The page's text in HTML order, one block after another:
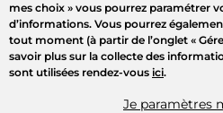
mes choix » vous pourrez paramétrer
d’informations. Vous pourrez
tout moment (à partir de l’onglet «
savoir plus sur la collecte des
sont utilisées rendez-vous ici.
Je paramètres